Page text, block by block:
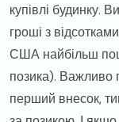
купівлі будинку.
гроші з
США найбільш
позика).
перший внесок,